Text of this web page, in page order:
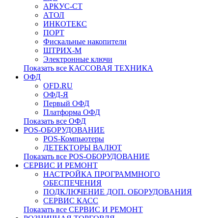
АРКУС-СТ
АТОЛ
ИНКОТЕКС
ПОРТ
Фискальные накопители
ШТРИХ-М
Электронные ключи
Показать все КАССОВАЯ ТЕХНИКА
ОФД
OFD.RU
ОФД-Я
Первый ОФД
Платформа ОФД
Показать все ОФД
POS-ОБОРУДОВАНИЕ
POS-Компьютеры
ДЕТЕКТОРЫ ВАЛЮТ
Показать все POS-ОБОРУДОВАНИЕ
СЕРВИС И РЕМОНТ
НАСТРОЙКА ПРОГРАММНОГО
ОБЕСПЕЧЕНИЯ
ПОДКЛЮЧЕНИЕ ДОП. ОБОРУДОВАНИЯ
СЕРВИС КАСС
Показать все СЕРВИС И РЕМОНТ